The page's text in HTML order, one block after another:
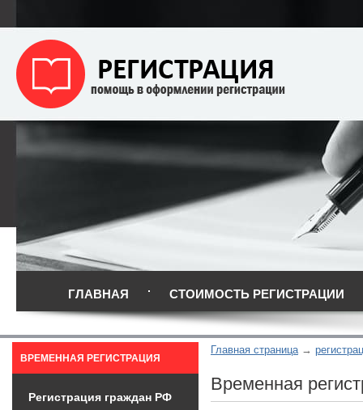
ГЛАВНАЯ СТОИМОСТЬ РЕГИСТРАЦИИ
Главная страница
Временная
ВРЕМЕННАЯ РЕГИСТРАЦИЯ
Регистрация граждан РФ